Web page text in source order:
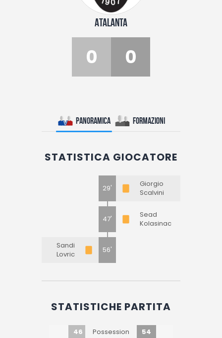
ATALANTA
0 0
Panoramica Formazioni
STATISTICA GIOCATORE
29'
Giorgio
Scalvini
47'
Sead
Kolasinac
Sandi
Lovric
56'
STATISTICHE PARTITA
46 Possession
54